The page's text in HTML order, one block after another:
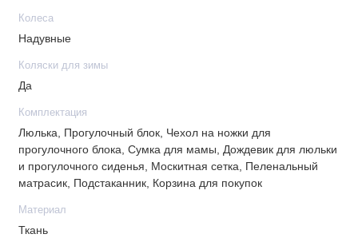
Простое сложение книжкой
Колеса надувные, большие, со спицами
Удобная корзина для покупок
В комплекте
Колеса
Надувные
Коляски для зимы
Да
Комплектация
Люлька, Прогулочный блок, Чехол на ножки для
прогулочного блока, Сумка для мамы, Дождевик для люльки
и прогулочного сиденья, Москитная сетка, Пеленальный
матрасик, Подстаканник, Корзина для покупок
Материал
Ткань